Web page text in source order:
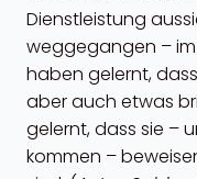
Dienstleistung
weggegangen –
haben gelernt,
aber auch etwas
gelernt, dass sie –
kommen –